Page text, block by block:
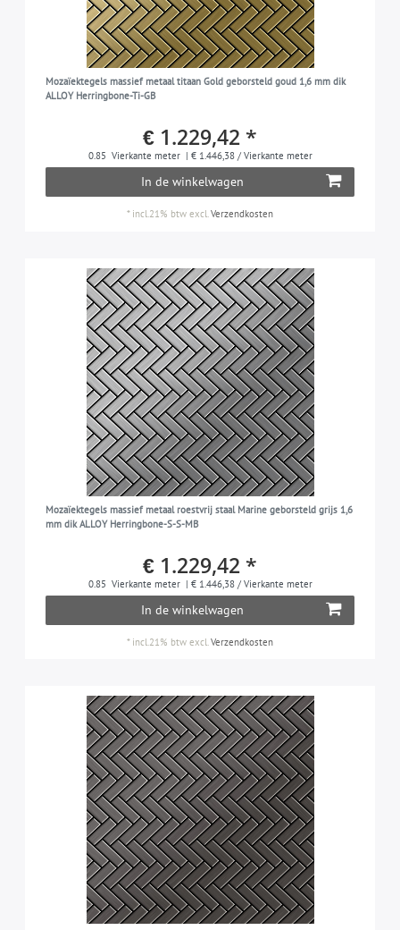
Mozaïektegels massief metaal titaan Gold geborsteld goud 1,6 mm dik
ALLOY Herringbone-Ti-GB
€ 1.229,42 *
0.85 Vierkante meter | € 1.446,38 / Vierkante meter
In de winkelwagen
* incl.21% btw excl.Verzendkosten
Mozaïektegels massief metaal roestvrij staal Marine geborsteld grijs 1,6
mm dik ALLOY Herringbone-S-S-MB
€ 1.229,42 *
0.85 Vierkante meter | € 1.446,38 / Vierkante meter
In de winkelwagen
* incl.21% btw excl. Verzendkosten